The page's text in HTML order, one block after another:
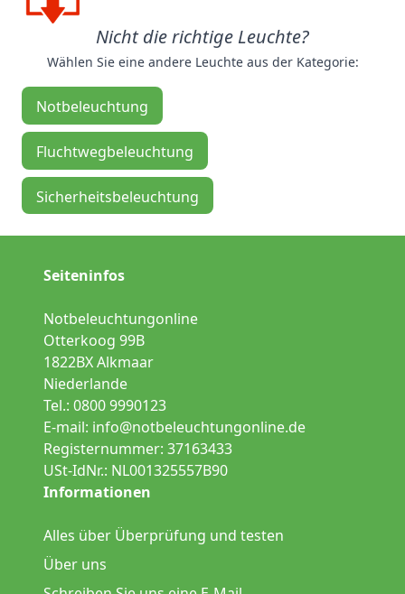
Nicht die richtige Leuchte?
Wählen Sie eine andere Leuchte aus der Kategorie:
Notbeleuchtung
Fluchtwegbeleuchtung
Sicherheitsbeleuchtung
Seiteninfos
Notbeleuchtungonline
Otterkoog 99B
1822BX Alkmaar
Niederlande
Tel.: 0800 9990123
E-mail: info@notbeleuchtungonline.de
Registernummer: 37163433
USt-IdNr.: NL001325557B90
Informationen
Alles über Überprüfung und testen
Über uns